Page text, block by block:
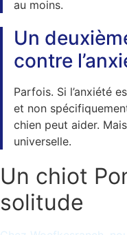
au moins.
Un
contre
Parfois. Si l’anxiété
et non
chien peut aider.
universelle.
Un chiot
solitude